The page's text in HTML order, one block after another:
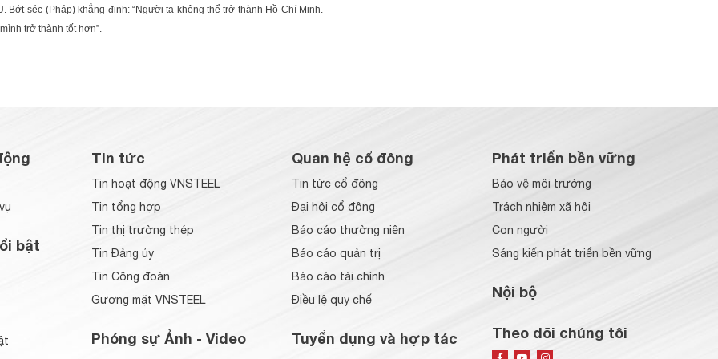
séc (Pháp) khẳng định: “Người ta không thể trở thành Hồ Chí Minh.
trở thành tốt hơn”.
bật
Tin tức
Tin hoạt động VNSTEEL
Tin tổng hợp
Tin thị trường thép
Tin Đảng ủy
Tin Công đoàn
Gương mặt VNSTEEL
Phóng sự Ảnh - Video
Quan hệ cổ đông
Tin tức cổ đông
Đại hội cổ đông
Báo cáo thường niên
Báo cáo quản trị
Báo cáo tài chính
Điều lệ quy chế
Tuyển dụng và hợp tác
Phát triển bền vững
Bảo vệ môi trường
Trách nhiệm xã hội
Con người
Sáng kiến phát triển bền vững
Nội bộ
Theo dõi chúng tôi